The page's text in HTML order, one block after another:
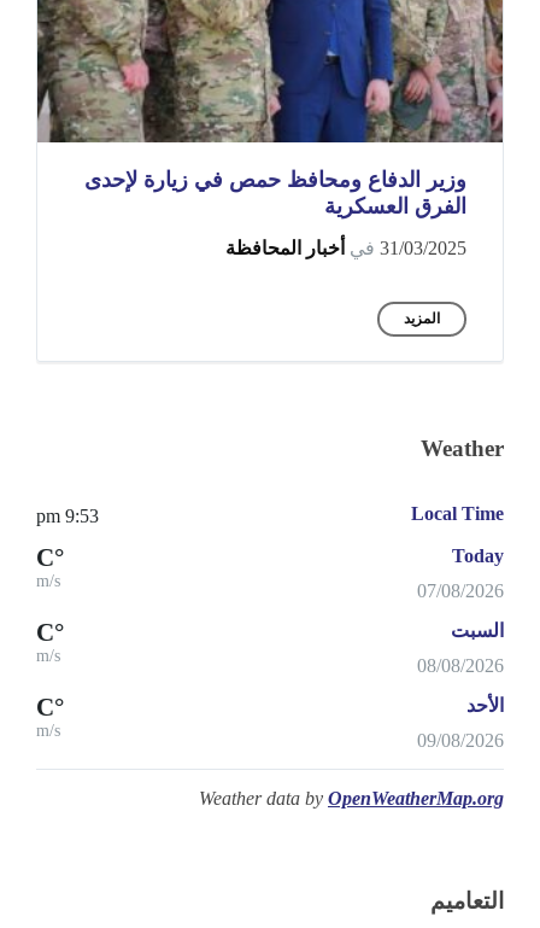
وزير الدفاع ومحافظ حمص في زيارة لإحدى
الفرق العسكرية
31/03/2025 في أخبار المحافظة
المزيد
Weather
Local Time
9:53 pm
Today
07/08/2026
°C
m/s
السبت
08/08/2026
°C
m/s
الأحد
09/08/2026
°C
m/s
Weather data by OpenWeatherMap.org
التعاميم